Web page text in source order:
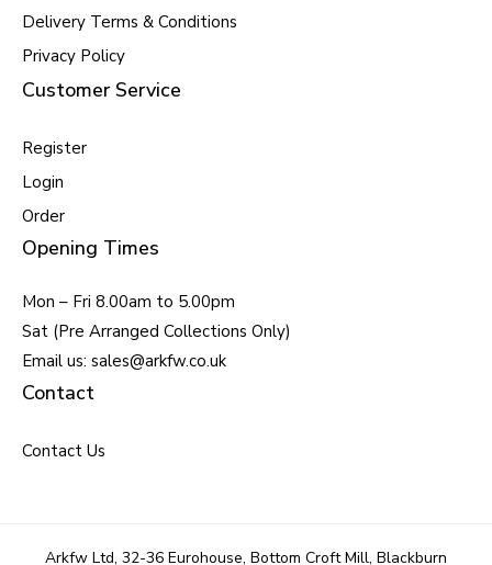
Delivery Terms & Conditions
Privacy Policy
Customer Service
Register
Login
Order
Opening Times
Mon – Fri 8.00am to 5.00pm
Sat (Pre Arranged Collections Only)
Email us: sales@arkfw.co.uk
Contact
Contact Us
Arkfw Ltd, 32-36 Eurohouse, Bottom Croft Mill, Blackburn